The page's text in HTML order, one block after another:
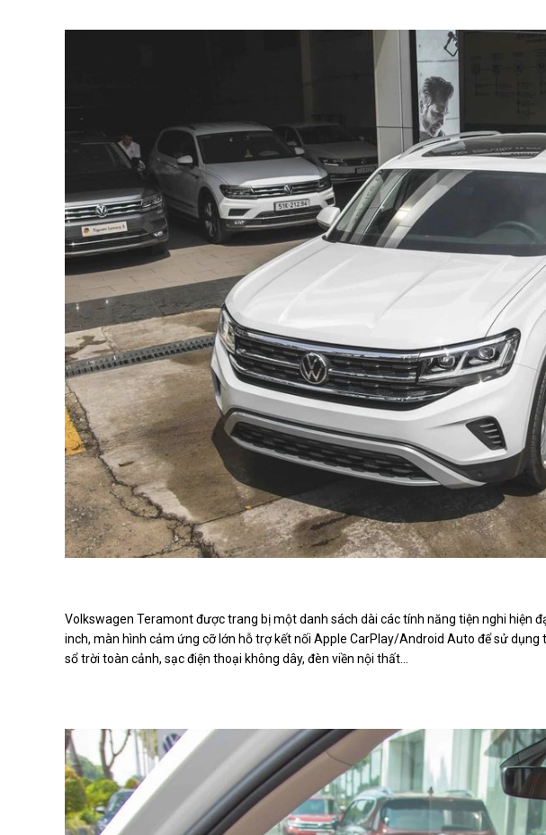
Volkswagen Teramont được trang bị một danh sách dài các tính năng tiện nghi hiện
inch, màn hình cảm ứng cỡ lớn hỗ trợ kết nối Apple CarPlay/Android Auto để sử dụng
sổ trời toàn cảnh, sạc điện thoại không dây, đèn viền nội thất...